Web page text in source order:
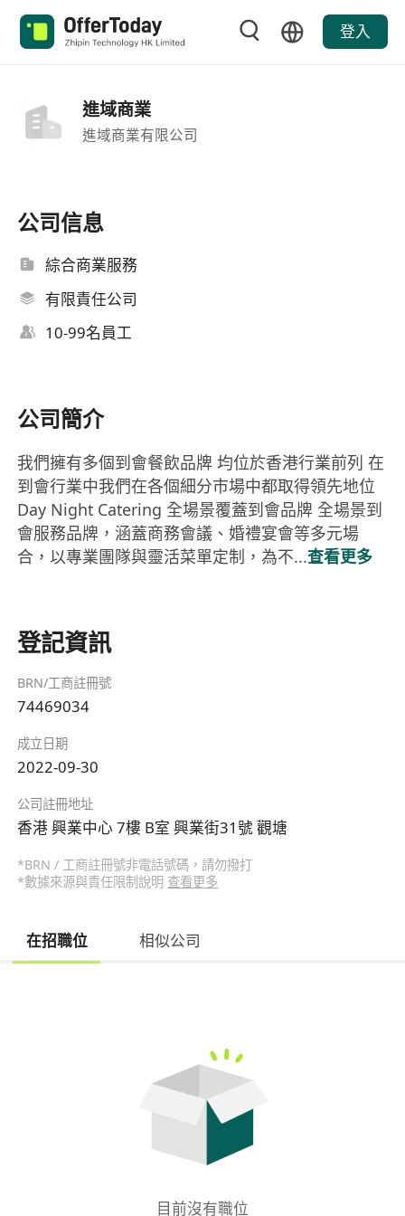
登入
進域商業
進域商業有限公司
公司信息
綜合商業服務
有限責任公司
10-99名員工
公司簡介
我們擁有多個到會餐飲品牌 均位於香港行業前列 在
到會行業中我們在各個細分市場中都取得領先地位
Day Night Catering 全場景覆蓋到會品牌 全場景到
會服務品牌，涵蓋商務會議、婚禮宴會等多元場
合，以專業團隊與靈活菜單定制，為不...查看更多
登記資訊
BRN/工商註冊號
74469034
成立日期
2022-09-30
公司註冊地址
香港 興業中心 7樓 B室 興業街31號 觀塘
*BRN / 工商註冊號非電話號碼，請勿撥打
*數據來源與責任限制說明 查看更多
在招職位 相似公司
目前沒有職位